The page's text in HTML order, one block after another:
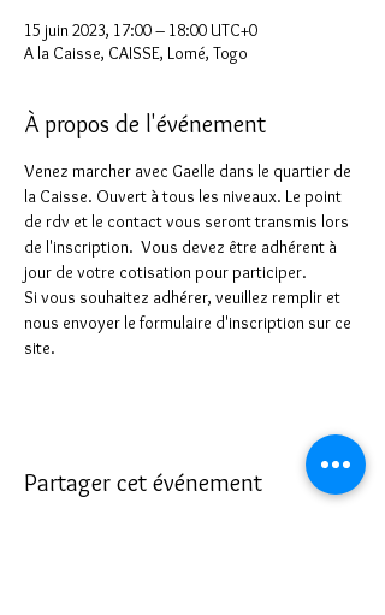
15 juin 2023, 17:00 – 18:00 UTC+0
A la Caisse, CAISSE, Lomé, Togo
À propos de l'événement
Venez marcher avec Gaelle dans le quartier de
la Caisse. Ouvert à tous les niveaux. Le point
de rdv et le contact vous seront transmis lors
de l'inscription.  Vous devez être adhérent à
jour de votre cotisation pour participer.
Si vous souhaitez adhérer, veuillez remplir et
nous envoyer le formulaire d'inscription sur ce
site.
Partager cet événement